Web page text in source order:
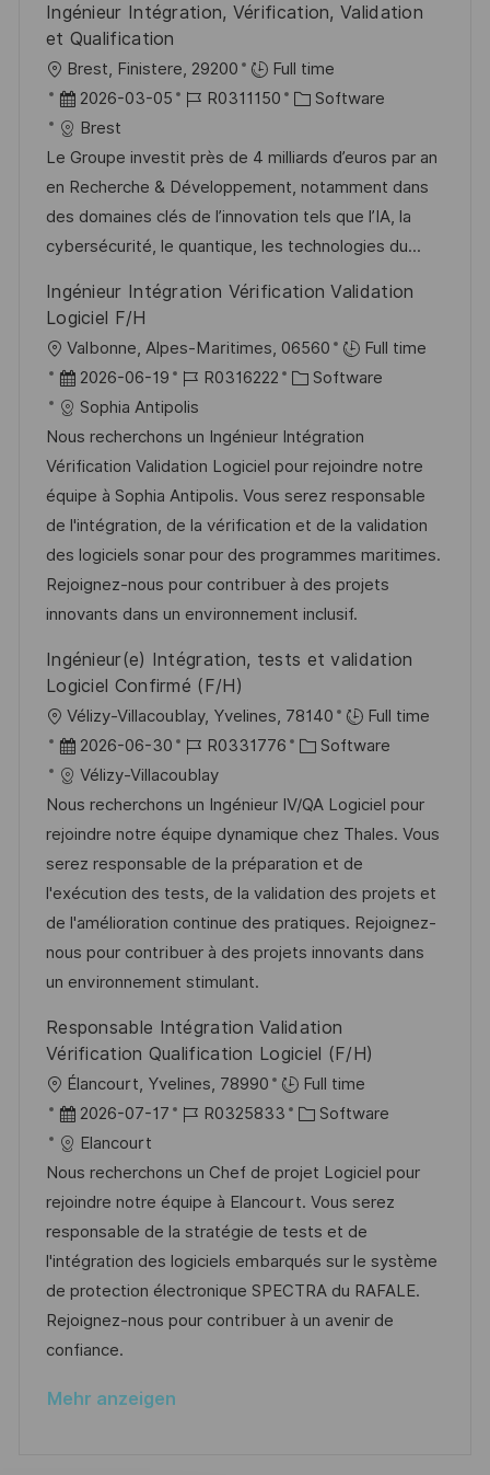
e
f
f
l
i
c
h
u
n
g
Ingénieur Intégration, Vérification, Validation
et Qualification
O
r
t
Brest, Finistere, 29200
Full time
D
a
t
u
m
d
r
r
ö
e
c
h
u
n
g
2026-03-05
J
b
-
I
D
R0311150
K
t
e
g
o
i
Software
Brest
Le Groupe investit près de 4 milliards d’euros par an
en Recherche & Développement, notamment dans
des domaines clés de l’innovation tels que l’IA, la
cybersécurité, le quantique, les technologies du...
Ingénieur Intégration Vérification Validation
Logiciel F/H
O
r
t
Valbonne, Alpes-Maritimes, 06560
Full time
D
a
t
u
m
d
e
r
V
r
f
e
t
n
g
2026-06-19
J
o
b
-
I
D
R0316222
K
t
e
g
o
r
i
e
Software
Sophia Antipolis
Nous recherchons un Ingénieur Intégration
Vérification Validation Logiciel pour rejoindre notre
équipe à Sophia Antipolis. Vous serez responsable
de l'intégration, de la vérification et de la validation
des logiciels sonar pour des programmes maritimes.
Rejoignez-nous pour contribuer à des projets
innovants dans un environnement inclusif.
Ingénieur(e) Intégration, tests et validation
Logiciel Confirmé (F/H)
O
r
t
Vélizy-Villacoublay, Yvelines, 78140
Full time
D
a
t
u
m
d
e
r
V
r
f
e
t
h
n
2026-06-30
J
o
b
-
I
D
R0331776
K
t
e
g
o
r
i
Software
Vélizy-Villacoublay
Nous recherchons un Ingénieur IV/QA Logiciel pour
rejoindre notre équipe dynamique chez Thales. Vous
serez responsable de la préparation et de
l'exécution des tests, de la validation des projets et
de l'amélioration continue des pratiques. Rejoignez-
nous pour contribuer à des projets innovants dans
un environnement stimulant.
Responsable Intégration Validation
Vérification Qualification Logiciel (F/H)
O
r
t
Élancourt, Yvelines, 78990
Full time
D
a
t
u
m
d
e
r
V
r
2026-07-17
J
b
-
D
R0325833
K
t
e
g
o
r
i
Software
Elancourt
Nous recherchons un Chef de projet Logiciel pour
rejoindre notre équipe à Elancourt. Vous serez
responsable de la stratégie de tests et de
l'intégration des logiciels embarqués sur le système
de protection électronique SPECTRA du RAFALE.
Rejoignez-nous pour contribuer à un avenir de
confiance.
Mehr anzeigen